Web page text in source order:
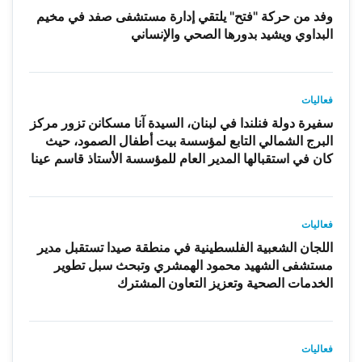
وفد من حركة "فتح" يلتقي إدارة مستشفى صفد في مخيم
البداوي ويشيد بدورها الصحي والإنساني
فعاليات
سفيرة دولة فنلندا في لبنان، السيدة آنا مسكانن تزور مركز
البرج الشمالي التابع لمؤسسة بيت أطفال الصمود، حيث
كان في استقبالها المدير العام للمؤسسة الأستاذ قاسم عينا
فعاليات
اللجان الشعبية الفلسطينية في منطقة صيدا تستقبل مدير
مستشفى الشهيد محمود الهمشري وتبحث سبل تطوير
الخدمات الصحية وتعزيز التعاون المشترك
فعاليات